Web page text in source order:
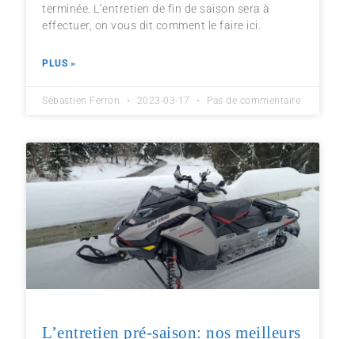
terminée. L’entretien de fin de saison sera à
effectuer, on vous dit comment le faire ici.
PLUS »
Sébastien Ferron 2023-03-17 Pas de commentaire
L’entretien pré-saison: nos meilleurs